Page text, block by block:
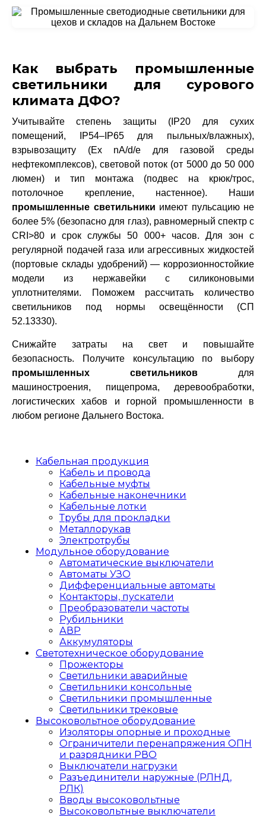
Как выбрать промышленные
светильники для сурового
климата ДФО?
Учитывайте степень защиты (IP20 для сухих
помещений, IP54–IP65 для пыльных/влажных),
взрывозащиту (Ex nA/d/e для газовой среды
нефтекомплексов), световой поток (от 5000 до 50 000
люмен) и тип монтажа (подвес на крюк/трос,
потолочное крепление, настенное). Наши
промышленные светильники имеют пульсацию не
более 5% (безопасно для глаз), равномерный спектр с
CRI>80 и срок службы 50 000+ часов. Для зон с
регулярной подачей газа или агрессивных жидкостей
(портовые склады удобрений) — коррозионностойкие
модели из нержавейки с силиконовыми
уплотнителями. Поможем рассчитать количество
светильников под нормы освещённости (СП
52.13330).
Снижайте затраты на свет и повышайте
безопасность. Получите консультацию по выбору
промышленных светильников для
машиностроения, пищепрома, деревообработки,
логистических хабов и горной промышленности в
любом регионе Дальнего Востока.
Кабельная продукция
Кабель и провода
Кабельные муфты
Кабельные наконечники
Кабельные лотки
Трубы для прокладки
Металлорукав
Электротрубы
Модульное оборудование
Автоматические выключатели
Автоматы УЗО
Дифференциальные автоматы
Контакторы, пускатели
Преобразователи частоты
Рубильники
АВР
Аккумуляторы
Светотехническое оборудование
Прожекторы
Светильники аварийные
Светильники консольные
Светильники промышленные
Светильники трековые
Высоковольтное оборудование
Изоляторы опорные и проходные
Ограничители перенапряжения ОПН
и разрядники РВО
Выключатели нагрузки
Разъединители наружные (РЛНД,
РЛК)
Вводы высоковольтные
Высоковольтные выключатели